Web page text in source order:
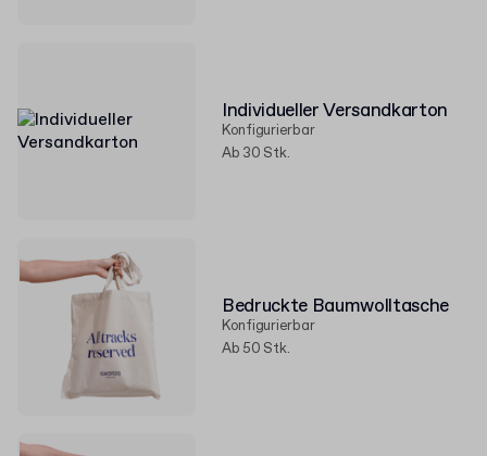
Individueller Versandkarton
Konfigurierbar
Ab 30 Stk.
Bedruckte Baumwolltasche
Konfigurierbar
Ab 50 Stk.